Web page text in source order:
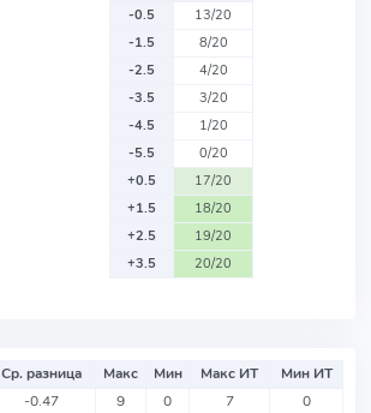
-0.5
13/20
-1.5
8/20
-2.5
4/20
-3.5
3/20
-4.5
1/20
-5.5
0/20
+0.5
17/20
+1.5
18/20
+2.5
19/20
+3.5
20/20
Ср. разница Макс Мин Макс ИТ
Мин ИТ
-0.47 9 0 7 0